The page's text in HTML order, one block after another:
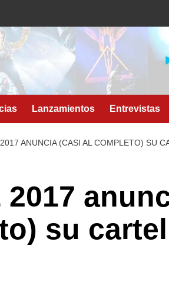
Lanzamientos Entrevistas
ANUNCIA (CASI AL COMPLETO) SU
2017
su cartel